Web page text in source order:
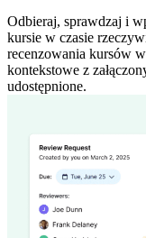
Odbieraj, sprawdzaj i
kursie w czasie
recenzowania kursów
kontekstowe z
udostępnione.